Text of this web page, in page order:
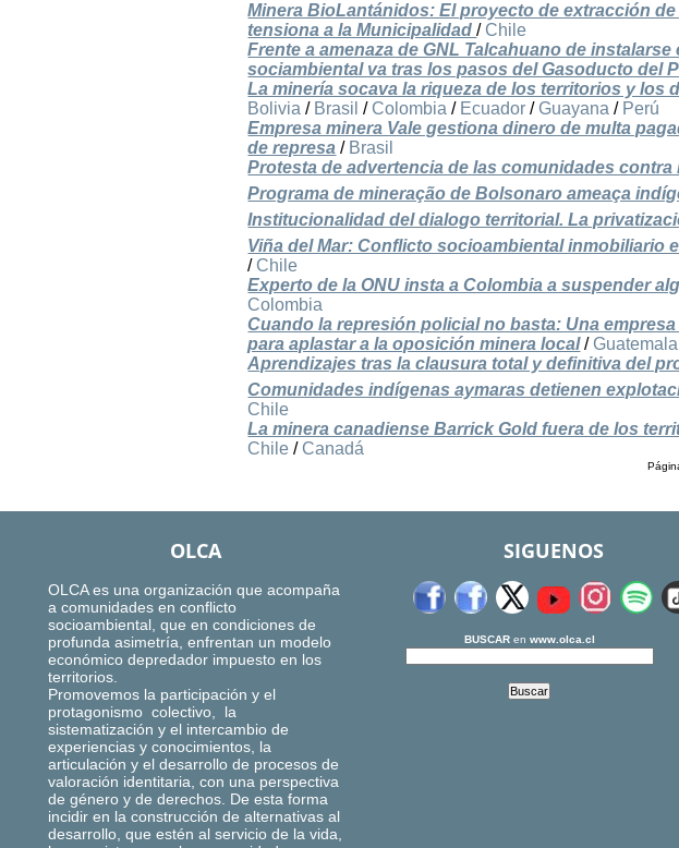
Minera BioLantánidos: El proyecto de extracción
tensiona a la Municipalidad/ Chile
Frente a amenaza de GNL Talcahuano de
sociambiental va tras los pasos del Gasoducto del
La minería socava la riqueza de los territorios y los
Bolivia / Brasil / Colombia / Ecuador / Guayana / Perú
Empresa minera Vale gestiona dinero de multa
de represa / Brasil
Protesta de advertencia de las comunidades
Programa de mineração de Bolsonaro ameaça
Institucionalidad del dialogo territorial. La
Viña del Mar: Conflicto socioambiental inmobiliario
/ Chile
Experto de la ONU insta a Colombia a suspender
Colombia
Cuando la represión policial no basta: Una
para aplastar a la oposición minera local/ Guatemala
Aprendizajes tras la clausura total y definitiva del
Comunidades indígenas aymaras detienen
Chile
La minera canadiense Barrick Gold fuera de los
Chile / Canadá
OLCA
OLCA es una organización que acompaña
a comunidades en conflicto
socioambiental, que en condiciones de
profunda asimetría, enfrentan un modelo
económico depredador impuesto en los
territorios.
Promovemos la participación y el
protagonismo colectivo, la
sistematización y el intercambio de
experiencias y conocimientos, la
articulación y el desarrollo de procesos de
valoración identitaria, con una perspectiva
de género y de derechos. De esta forma
incidir en la construcción de alternativas al
desarrollo, que estén al servicio de la vida,
SIGUENOS
BUSCARen www.olca.cl